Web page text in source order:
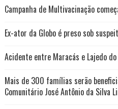
Campanha de Multivacinação
Ex-ator da Globo é preso sob
Acidente entre Maracás e Lajedo
Mais de 300 famílias serão
Comunitário José Antônio da Silva